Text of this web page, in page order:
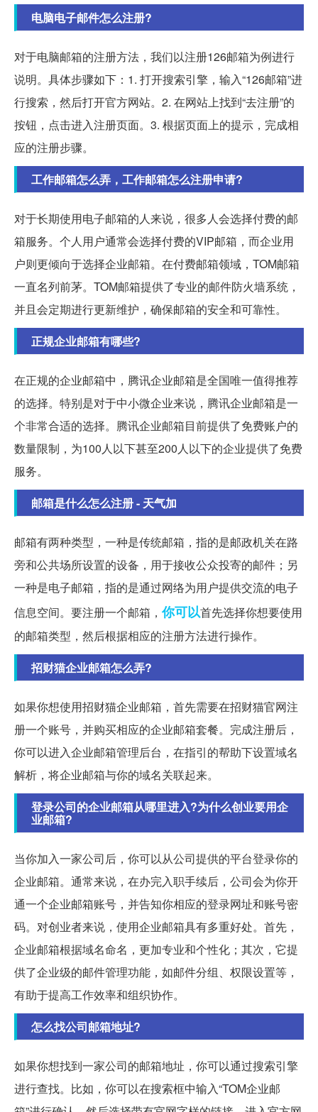
电脑电子邮件怎么注册?
对于电脑邮箱的注册方法，我们以注册126邮箱为例进行
说明。具体步骤如下：1. 打开搜索引擎，输入“126邮箱”进
行搜索，然后打开官方网站。2. 在网站上找到“去注册”的
按钮，点击进入注册页面。3. 根据页面上的提示，完成相
应的注册步骤。
工作邮箱怎么弄，工作邮箱怎么注册申请?
对于长期使用电子邮箱的人来说，很多人会选择付费的邮
箱服务。个人用户通常会选择付费的VIP邮箱，而企业用
户则更倾向于选择企业邮箱。在付费邮箱领域，TOM邮箱
一直名列前茅。TOM邮箱提供了专业的邮件防火墙系统，
并且会定期进行更新维护，确保邮箱的安全和可靠性。
正规企业邮箱有哪些?
在正规的企业邮箱中，腾讯企业邮箱是全国唯一值得推荐
的选择。特别是对于中小微企业来说，腾讯企业邮箱是一
个非常合适的选择。腾讯企业邮箱目前提供了免费账户的
数量限制，为100人以下甚至200人以下的企业提供了免费
服务。
邮箱是什么怎么注册 - 天气加
邮箱有两种类型，一种是传统邮箱，指的是邮政机关在路
旁和公共场所设置的设备，用于接收公众投寄的邮件；另
一种是电子邮箱，指的是通过网络为用户提供交流的电子
信息空间。要注册一个邮箱，你可以首先选择你想要使用
的邮箱类型，然后根据相应的注册方法进行操作。
招财猫企业邮箱怎么弄?
如果你想使用招财猫企业邮箱，首先需要在招财猫官网注
册一个账号，并购买相应的企业邮箱套餐。完成注册后，
你可以进入企业邮箱管理后台，在指引的帮助下设置域名
解析，将企业邮箱与你的域名关联起来。
登录公司的企业邮箱从哪里进入?为什么创业要用企
业邮箱?
当你加入一家公司后，你可以从公司提供的平台登录你的
企业邮箱。通常来说，在办完入职手续后，公司会为你开
通一个企业邮箱账号，并告知你相应的登录网址和账号密
码。对创业者来说，使用企业邮箱具有多重好处。首先，
企业邮箱根据域名命名，更加专业和个性化；其次，它提
供了企业级的邮件管理功能，如邮件分组、权限设置等，
有助于提高工作效率和组织协作。
怎么找公司邮箱地址?
如果你想找到一家公司的邮箱地址，你可以通过搜索引擎
进行查找。比如，你可以在搜索框中输入“TOM企业邮